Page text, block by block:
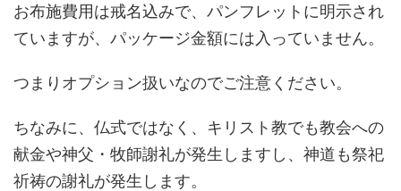
お布施費用は戒名込みで、パンフレットに明示され
ていますが、パッケージ金額には入っていません。
つまりオプション扱いなのでご注意ください。
ちなみに、仏式ではなく、キリスト教でも教会への
献金や神父・牧師謝礼が発生しますし、神道も祭祀
祈祷の謝礼が発生します。